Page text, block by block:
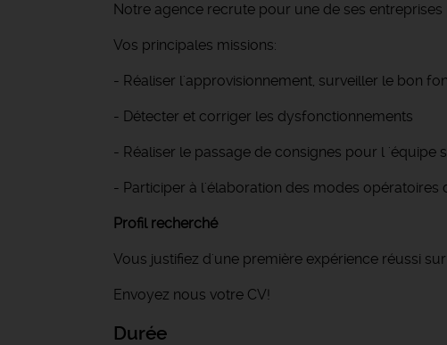
Notre agence recrute pour une de ses
Vos principales missions:
- Réaliser l'approvisionnement, surveiller le bon
- Détecter et corriger les dysfonctionnements
- Réaliser le passage de consignes pour l 'équipe
- Participer à l'élaboration des modes opératoires
Profil recherché
Vous justifiez d'une première expérience réussi
Envoyez nous votre CV!
Durée